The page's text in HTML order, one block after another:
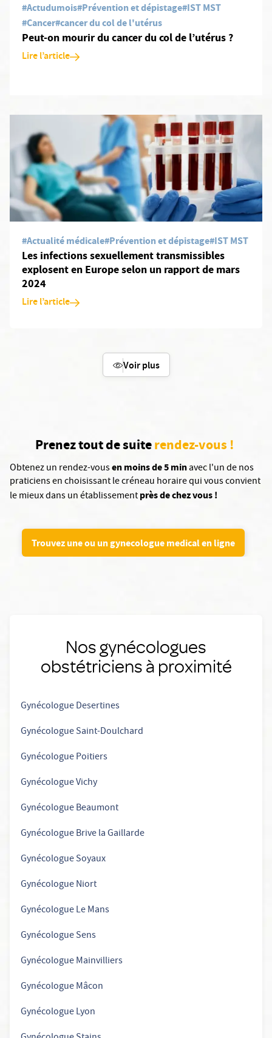
#Actudumois#Prévention et dépistage#IST MST
#Cancer#cancer du col de l'utérus
Peut-on mourir du cancer du col de l’utérus ?
Lire l’article
En savoir plus: Les infections sexuellement transmissibles
#Actualité médicale#Prévention et dépistage#IST MST
Les infections sexuellement transmissibles
explosent en Europe selon un rapport de mars
2024
Lire l’article
Voir plus
Prenez tout de suiterendez-vous !
Obtenez un rendez-vousen moins de 5 minavec l'un de nos
praticiens en choisissant le créneau horaire qui vous convient
le mieux dans un établissementprès de chez vous !
Trouvez une ou un gynecologue medical en ligne
Nos gynécologues
obstétriciens à proximité
Gynécologue Desertines
Gynécologue Saint-Doulchard
Gynécologue Poitiers
Gynécologue Vichy
Gynécologue Beaumont
Gynécologue Brive la Gaillarde
Gynécologue Soyaux
Gynécologue Niort
Gynécologue Le Mans
Gynécologue Sens
Gynécologue Mainvilliers
Gynécologue Mâcon
Gynécologue Lyon